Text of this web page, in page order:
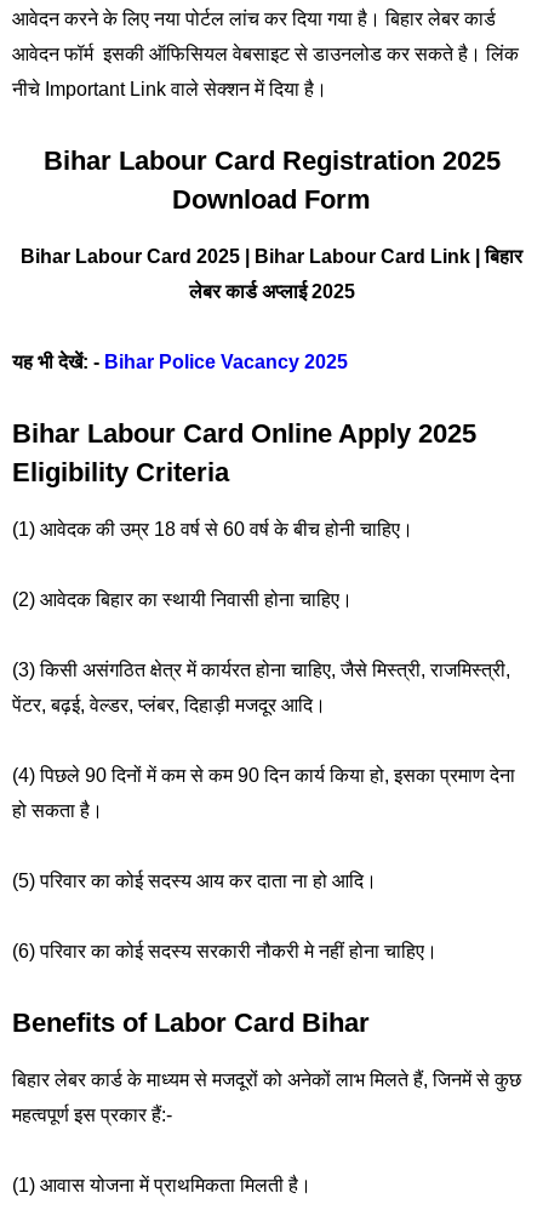
आवेदन करने के लिए नया पोर्टल लांच कर दिया गया है। बिहार लेबर कार्ड
आवेदन फॉर्म इसकी ऑफिसियल वेबसाइट से डाउनलोड कर सकते है। लिंक
नीचे Important Link वाले सेक्शन में दिया है।
Bihar Labour Card Registration 2025
Download Form
Bihar Labour Card 2025 | Bihar Labour Card Link | बिहार
लेबर कार्ड अप्लाई 2025
यह भी देखें: - Bihar Police Vacancy 2025
Bihar Labour Card Online Apply 2025
Eligibility Criteria
(1) आवेदक की उम्र 18 वर्ष से 60 वर्ष के बीच होनी चाहिए।
(2) आवेदक बिहार का स्थायी निवासी होना चाहिए।
(3) किसी असंगठित क्षेत्र में कार्यरत होना चाहिए, जैसे मिस्त्री, राजमिस्त्री,
पेंटर, बढ़ई, वेल्डर, प्लंबर, दिहाड़ी मजदूर आदि।
(4) पिछले 90 दिनों में कम से कम 90 दिन कार्य किया हो, इसका प्रमाण देना
हो सकता है।
(5) परिवार का कोई सदस्य आय कर दाता ना हो आदि।
(6) परिवार का कोई सदस्य सरकारी नौकरी मे नहीं होना चाहिए।
Benefits of Labor Card Bihar
बिहार लेबर कार्ड के माध्यम से मजदूरों को अनेकों लाभ मिलते हैं, जिनमें से कुछ
महत्वपूर्ण इस प्रकार हैं:-
(1) आवास योजना में प्राथमिकता मिलती है।